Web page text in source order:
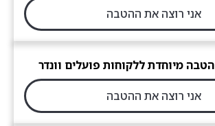
אני רוצה את ההטבה
הטבה מיוחדת ללקוחות פועלים וונדר
אני רוצה את ההטבה